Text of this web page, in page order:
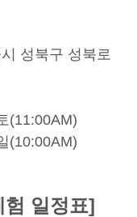
성북구 성북로
(11:00AM)
(10:00AM)
험 일정표]